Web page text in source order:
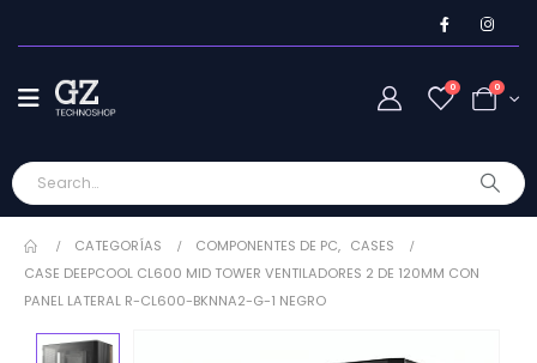
0 0
CATEGORÍAS COMPONENTES DE PC, CASES
CASE DEEPCOOL CL600 MID TOWER VENTILADORES 2 DE 120MM CON
PANEL LATERAL R-CL600-BKNNA2-G-1 NEGRO